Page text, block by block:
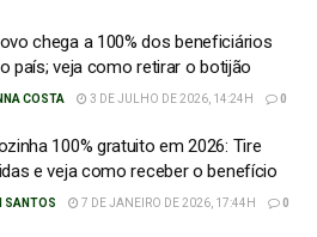
chega a 100% dos beneficiários
país; veja como retirar o botijão
COSTA 3 DE JULHO DE 2026, 14:24H 0
100% gratuito em 2026: Tire
e veja como receber o benefício
SANTOS 7 DE JANEIRO DE 2026, 17:44H 0